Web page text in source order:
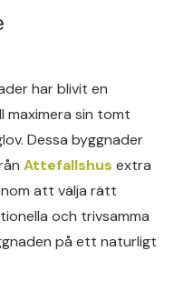
har blivit en
maximera sin tomt
Dessa byggnader
Attefallshus extra
att välja rätt
och trivsamma
på ett naturligt